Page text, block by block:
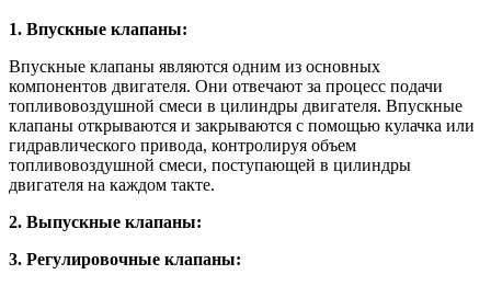
1. Впускные клапаны:
Впускные клапаны являются одним из основных
компонентов двигателя. Они отвечают за процесс подачи
топливовоздушной смеси в цилиндры двигателя. Впускные
клапаны открываются и закрываются с помощью кулачка или
гидравлического привода, контролируя объем
топливовоздушной смеси, поступающей в цилиндры
двигателя на каждом такте.
2. Выпускные клапаны:
3. Регулировочные клапаны: